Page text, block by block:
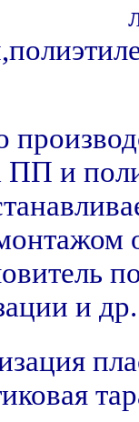
ПП и
и